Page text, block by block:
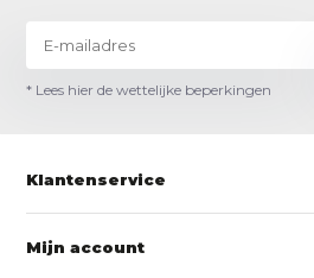
* Lees hier de wettelijke beperkingen
Klantenservice
Mijn account